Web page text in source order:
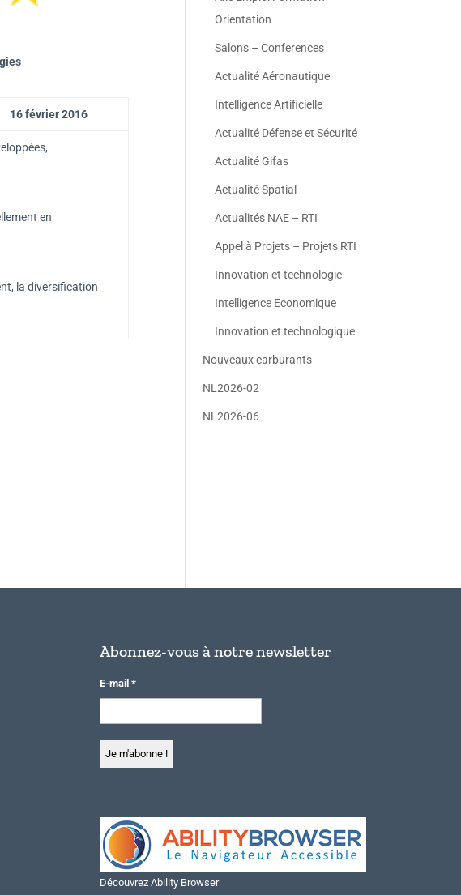
16 février 2016
en
la diversification
Orientation
Salons – Conferences
Actualité Aéronautique
Intelligence Artificielle
Actualité Défense et Sécurité
Actualité Gifas
Actualité Spatial
Actualités NAE – RTI
Appel à Projets – Projets RTI
Innovation et technologie
Intelligence Economique
Innovation et technologique
Nouveaux carburants
NL2026-02
NL2026-06
Abonnez-vous à notre newsletter
E-mail *
Découvrez Ability Browser